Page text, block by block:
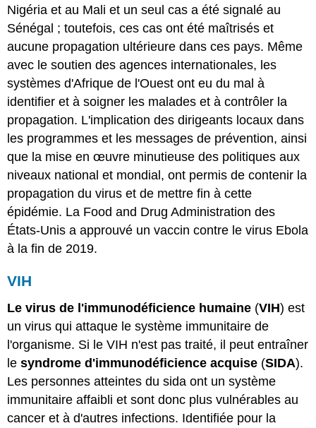
Nigéria et au Mali et un seul cas a été signalé au
Sénégal ; toutefois, ces cas ont été maîtrisés et
aucune propagation ultérieure dans ces pays. Même
avec le soutien des agences internationales, les
systèmes d'Afrique de l'Ouest ont eu du mal à
identifier et à soigner les malades et à contrôler la
propagation. L'implication des dirigeants locaux dans
les programmes et les messages de prévention, ainsi
que la mise en œuvre minutieuse des politiques aux
niveaux national et mondial, ont permis de contenir la
propagation du virus et de mettre fin à cette
épidémie. La Food and Drug Administration des
États-Unis a approuvé un vaccin contre le virus Ebola
à la fin de 2019.
VIH
Le virus de l'immunodéficience humaine (VIH) est
un virus qui attaque le système immunitaire de
l'organisme. Si le VIH n'est pas traité, il peut entraîner
lesyndrome d'immunodéficience acquise (SIDA).
Les personnes atteintes du sida ont un système
immunitaire affaibli et sont donc plus vulnérables au
cancer et à d'autres infections. Identifiée pour la